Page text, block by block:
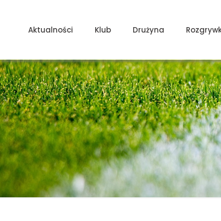
Aktualności Klub Drużyna